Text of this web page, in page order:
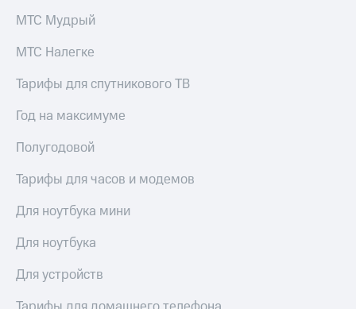
Получайте
доход
онлайн
Страхование
Покупка
онлайн
Скидка 30%
С картой
МТС
Деньги
МТС
пополнения
Скидка
30%
на связь
Тарифы
РИИЛ
и МТС Супер
при оплате
с карты
МТС Деньги
Обзоры
МТС Мудрый
МТС Налегке
Тарифы для спутникового ТВ
Год на максимуме
Полугодовой
Тарифы для часов и модемов
Для ноутбука мини
Для ноутбука
Для устройств